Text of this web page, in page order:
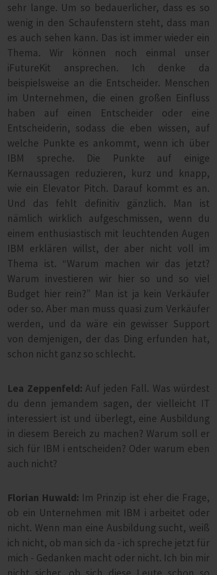
sehr lange. Um so bedauerlicher, dass es so
wenig in den Schaufenstern steht, dass man
es auch sehen kann. Das ist immer wieder ein
Thema. Wir können noch einmal unser
iFutureKit ansprechen. Ich denke da
beispielsweise an die Entscheider. Menschen
im Unternehmen, die einen großen Einfluss
haben auf einen Entscheider oder eine
Entscheiderin, sodass die eben wissen, auf
welche Punkte es ankommt, wenn ich über
IBM spreche. Die Punkte auf einige
Kernaussagen reduzieren, kurz und knapp,
wie ein Elevator Pitch. Darauf kommt es an.
Und das fehlt definitiv gänzlich. Man ist
nämlich wirklich aufgeschmissen, wenn du
einem enthusiastisch mit leuchtenden Augen
IBM erklären willst, der aber nicht voll im
Thema ist. “Warum machen wir das jetzt?
Warum investieren wir hier so und so viel
Budget hier rein?” Man ist ja kein Verkäufer
oder so. Aber man muss quasi zum Verkäufer
werden, und da wäre ein gewisser Support
von demjenigen, der das Ding erfunden hat,
schon nicht ganz so schlecht.
Lea Zeppenfeld: Auf jeden Fall. Was würdest
du denn jemandem sagen, der vielleicht IT
interessiert ist und überlegt, eine Ausbildung
in diesem Bereich zu machen? Warum soll er
sich für IBM i entscheiden? Oder warum eben
auch nicht?
Florian Huwald: Im Prinzip ist eher die Frage,
ob ein Unternehmen mit IBM i arbeitet oder
nicht. Wenn man eine Ausbildung sucht, weiß
ich nicht, ob man sich da - ich spreche jetzt für
mich - Gedanken macht oder nicht. Ich bin mir